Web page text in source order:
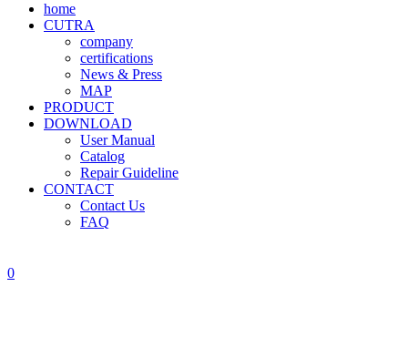
home
CUTRA
company
certifications
News & Press
MAP
PRODUCT
DOWNLOAD
User Manual
Catalog
Repair Guideline
CONTACT
Contact Us
FAQ
0